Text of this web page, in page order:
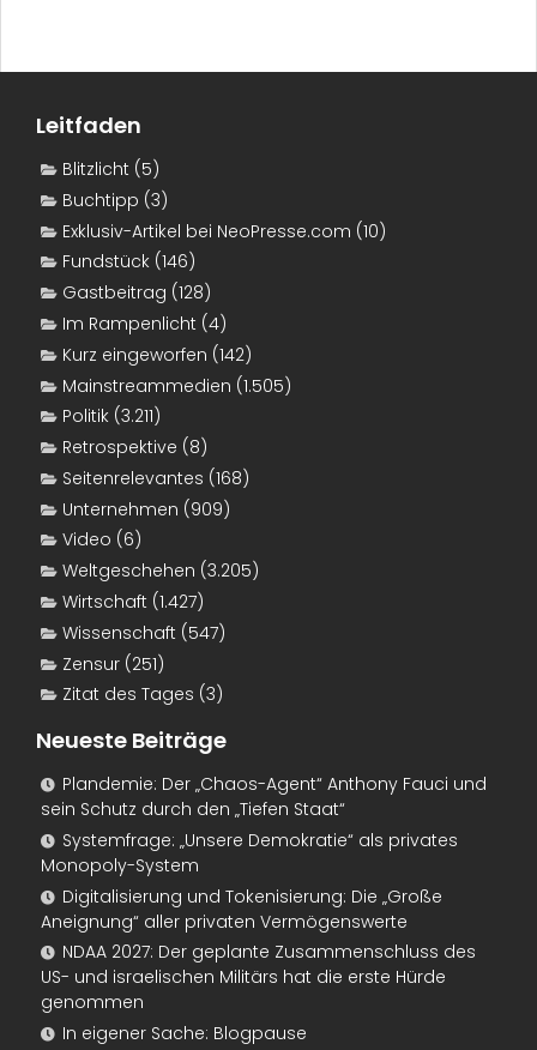
Leitfaden
Blitzlicht (5)
Buchtipp (3)
Exklusiv-Artikel bei NeoPresse.com (10)
Fundstück (146)
Gastbeitrag (128)
Im Rampenlicht (4)
Kurz eingeworfen (142)
Mainstreammedien (1.505)
Politik (3.211)
Retrospektive (8)
Seitenrelevantes (168)
Unternehmen (909)
Video (6)
Weltgeschehen (3.205)
Wirtschaft (1.427)
Wissenschaft (547)
Zensur (251)
Zitat des Tages (3)
Neueste Beiträge
Plandemie: Der „Chaos-Agent“ Anthony Fauci und
sein Schutz durch den „Tiefen Staat“
Systemfrage: „Unsere Demokratie“ als privates
Monopoly-System
Digitalisierung und Tokenisierung: Die „Große
Aneignung“ aller privaten Vermögenswerte
NDAA 2027: Der geplante Zusammenschluss des
US- und israelischen Militärs hat die erste Hürde
genommen
In eigener Sache: Blogpause